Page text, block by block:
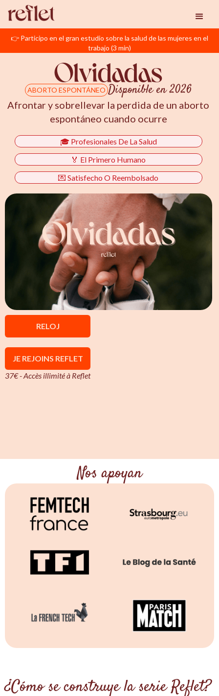
👉 Participo en el gran estudio sobre la salud de las mujeres en el
trabajo (3 min)
Olvidadas
ABORTO ESPONTÁNEO Disponible en 2026
Afrontar y sobrellevar la perdida de un aborto
espontáneo cuando ocurre
🎓 Profesionales De La Salud
🏅 El Primero Humano
💌 Satisfecho O Reembolsado
RELOJ
JE REJOINS REFLET
37€ - Accès illimité à Reflet
Nos apoyan
¿Cómo se construye la serie Reflet?